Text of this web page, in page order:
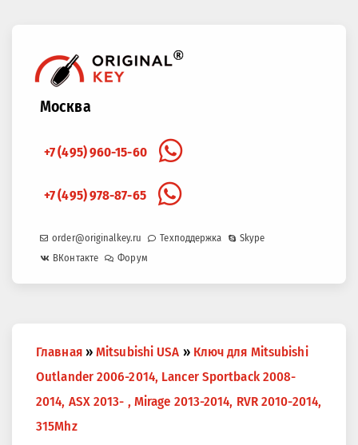
Москва
+7 (495) 960-15-60
+7 (495) 978-87-65
order@originalkey.ru Техподдержка
Skype
ВКонтакте
Форум
здесь
Главная » Mitsubishi USA » Ключ для Mitsubishi
Outlander 2006-2014, Lancer Sportback 2008-
2014, ASX 2013- , Mirage 2013-2014, RVR 2010-2014,
315Mhz